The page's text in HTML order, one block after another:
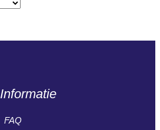
Informatie
FAQ